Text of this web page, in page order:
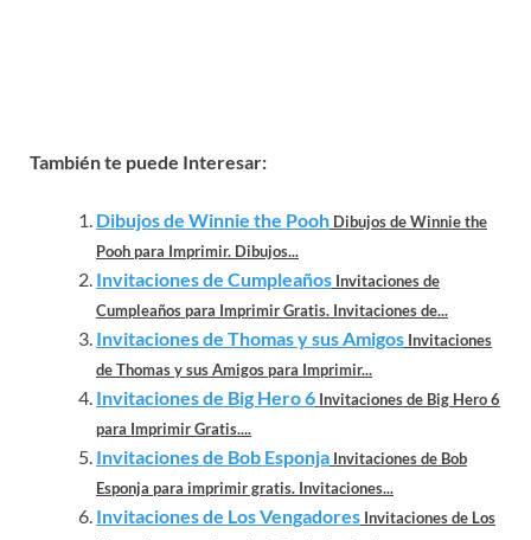
También te puede Interesar:
Dibujos de Winnie the Pooh Dibujos de Winnie the
Pooh para Imprimir. Dibujos...
Invitaciones de Cumpleaños Invitaciones de
Cumpleaños para Imprimir Gratis. Invitaciones de...
Invitaciones de Thomas y sus Amigos Invitaciones
de Thomas y sus Amigos para Imprimir...
Invitaciones de Big Hero 6 Invitaciones de Big Hero 6
para Imprimir Gratis....
Invitaciones de Bob Esponja Invitaciones de Bob
Esponja para imprimir gratis. Invitaciones...
Invitaciones de Los Vengadores Invitaciones de Los